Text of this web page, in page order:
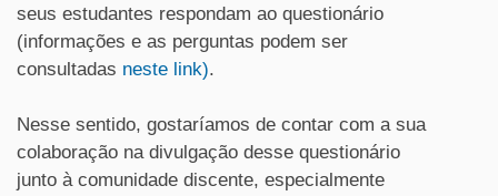
seus estudantes respondam ao questionário
(informações e as perguntas podem ser
consultadas neste link).
Nesse sentido, gostaríamos de contar com a sua
colaboração na divulgação desse questionário
junto à comunidade discente, especialmente